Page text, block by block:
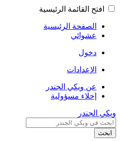
افتح القائمة الرئيسية
الصفحة الرئيسية
عشوائي
دخول
الإعدادات
عن ويكي الجندر
إخلاء مسؤولية
ويكي الجندر
ابحث